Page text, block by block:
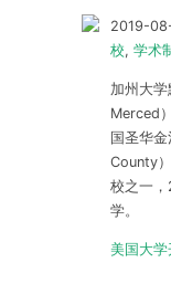
2019-
校, 学术
加州大
Merced
国圣华
County
校之一
学。
美国大